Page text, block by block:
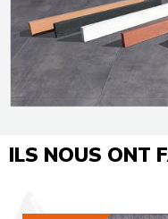
ILS NOUS ONT